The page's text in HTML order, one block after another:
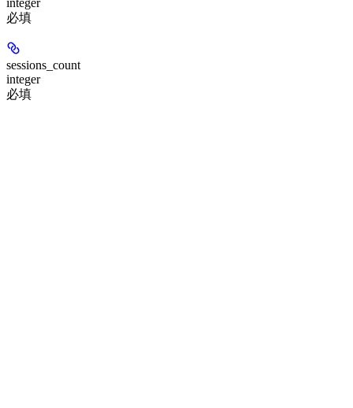
integer
必填
sessions_count
integer
必填